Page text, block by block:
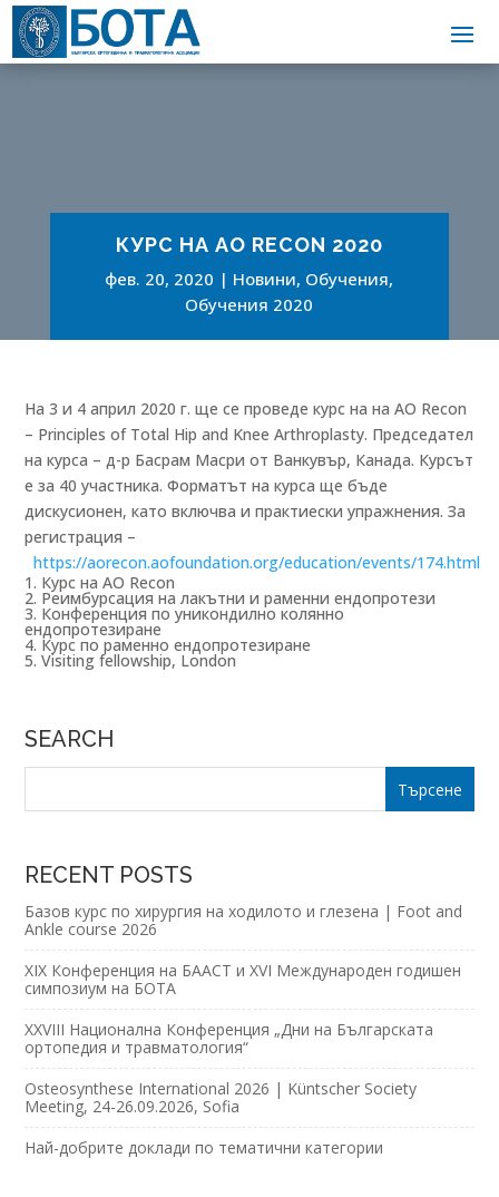
КУРС НА AO RECON 2020
фев. 20, 2020 Новини, Обучения,
Обучения 2020
На 3 и 4 април 2020 г. ще се проведе курс на на AO Recon
– Principles of Total Hip and Knee Arthroplasty. Председател
на курса – д-р Басрам Масри от Ванкувър, Канада. Курсът
е за 40 участника. Форматът на курса ще бъде
дискусионен, като включва и практиески упражнения. За
регистрация –
https://aorecon.aofoundation.org/education/events/174.html
Курс на AO Recon
Реимбурсация на лакътни и раменни ендопротези
Конференция по уникондилно колянно
ендопротезиране
Курс по раменно ендопротезиране
Visiting fellowship, London
SEARCH
RECENT POSTS
Базов курс по хирургия на ходилото и глезена | Foot and
Ankle course 2026
XIX Конференция на БААСТ и XVI Международен годишен
симпозиум на БОТА
XXVIII Национална Конференция „Дни на Българската
ортопедия и травматология“
Osteosynthese International 2026 | Küntscher Society
Meeting, 24-26.09.2026, Sofia
Най-добрите доклади по тематични категории